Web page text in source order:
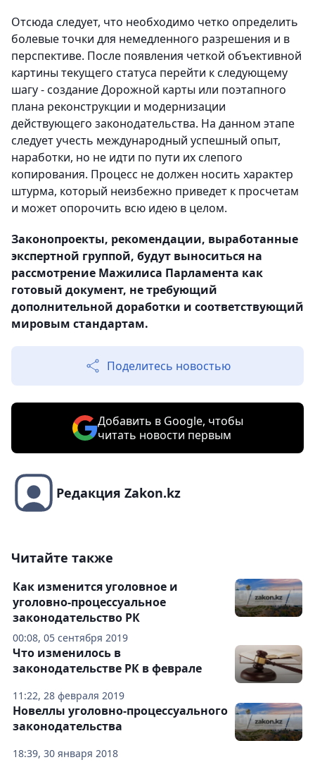
Отсюда следует, что необходимо четко определить
болевые точки для немедленного разрешения и в
перспективе. После появления четкой объективной
картины текущего статуса перейти к следующему
шагу - создание Дорожной карты или поэтапного
плана реконструкции и модернизации
действующего законодательства. На данном этапе
следует учесть международный успешный опыт,
наработки, но не идти по пути их слепого
копирования. Процесс не должен носить характер
штурма, который неизбежно приведет к просчетам
и может опорочить всю идею в целом.
Законопроекты, рекомендации, выработанные
экспертной группой, будут выноситься на
рассмотрение Мажилиса Парламента как
готовый документ, не требующий
дополнительной доработки и соответствующий
мировым стандартам.
Поделитесь новостью
Добавить в Google, чтобы
читать новости первым
Редакция Zakon.kz
Читайте также
00:08, 05 сентября 2019
Как изменится уголовное и
уголовно-процессуальное
законодательство РК
11:22, 28 февраля 2019
Что изменилось в
законодательстве РК в феврале
18:39, 30 января 2018
Новеллы уголовно-процессуального
законодательства